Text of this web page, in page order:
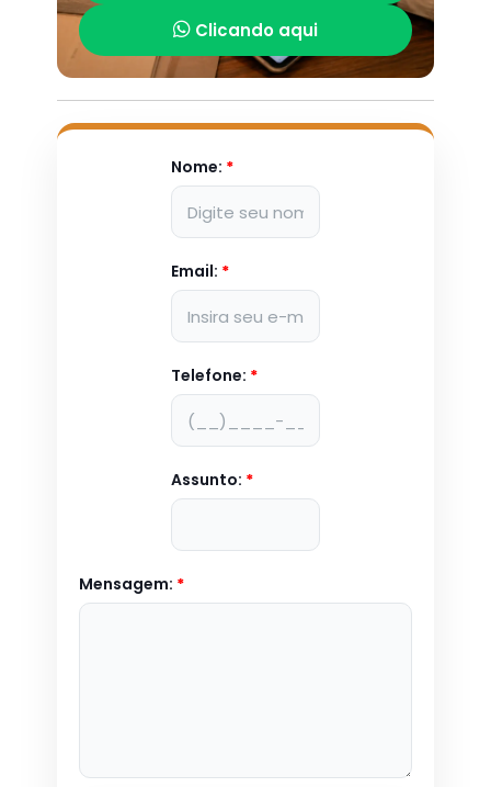
Clicando aqui
Nome: *
Email: *
Telefone: *
Assunto: *
Mensagem: *